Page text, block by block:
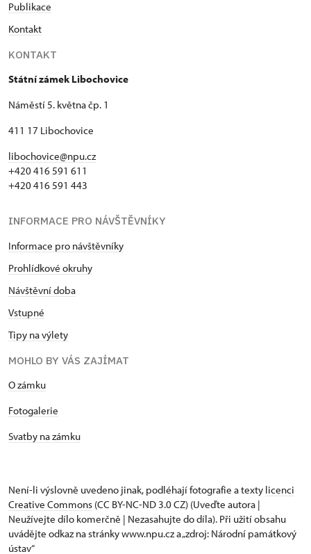
Publikace
Kontakt
KONTAKT
Státní zámek Libochovice
Náměstí 5. května čp. 1
411 17 Libochovice
libochovice@npu.cz
+420 416 591 611
+420 416 591 443
INFORMACE PRO NÁVŠTĚVNÍKY
Informace pro návštěvníky
Prohlídkové okruhy
Návštěvní doba
Vstupné
Tipy na výlety
MOHLO BY VÁS ZAJÍMAT
O zámku
Fotogalerie
Svatby na zámku
Není-li výslovně uvedeno jinak, podléhají fotografie a texty licenci
Creative Commons (CC BY-NC-ND 3.0 CZ) (Uveďte autora |
Neužívejte dílo komerčně | Nezasahujte do díla). Při užití obsahu
uvádějte odkaz na stránky www.npu.cz a „zdroj: Národní památkový
ústav“